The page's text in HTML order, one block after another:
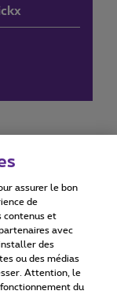
statement
assurer le bon
de
contenus et
avec
des
ou des médias
Attention, le
du